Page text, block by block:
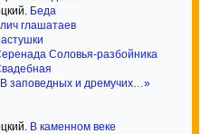
Беда
глашатаев
Соловья-разбойника
заповедных и дремучих…»
В каменном веке